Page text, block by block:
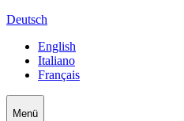
Deutsch
English
Italiano
Français
Menü